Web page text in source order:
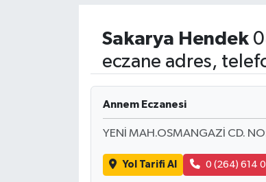
Sakarya Hendek
eczane adres,
Annem Eczanesi
YENİ MAH.OSMANGAZİ CD.
Yol Tarifi Al 0 (264) 614
Haber Arşivi